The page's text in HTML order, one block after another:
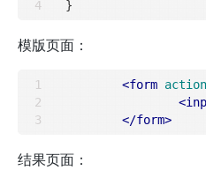
模版页面：
<form
<
</form>
结果页面：